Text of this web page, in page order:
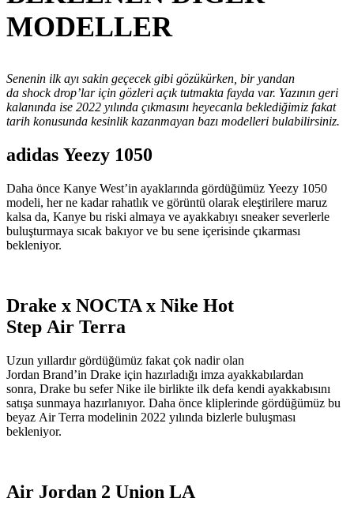
MODELLER
Senenin ilk ayı sakin geçecek gibi gözükürken, bir yandan
da shock drop’lar için gözleri açık tutmakta fayda var. Yazının geri
kalanında ise 2022 yılında çıkmasını heyecanla beklediğimiz fakat
tarih konusunda kesinlik kazanmayan bazı modelleri bulabilirsiniz.
adidas Yeezy 1050
Daha önce Kanye West’in ayaklarında gördüğümüz Yeezy 1050
modeli, her ne kadar rahatlık ve görüntü olarak eleştirilere maruz
kalsa da, Kanye bu riski almaya ve ayakkabıyı sneaker severlerle
buluşturmaya sıcak bakıyor ve bu sene içerisinde çıkarması
bekleniyor.
Drake x NOCTA x Nike Hot
Step Air Terra
Uzun yıllardır gördüğümüz fakat çok nadir olan
Jordan Brand’in Drake için hazırladığı imza ayakkabılardan
sonra, Drake bu sefer Nike ile birlikte ilk defa kendi ayakkabısını
satışa sunmaya hazırlanıyor. Daha önce kliplerinde gördüğümüz bu
beyaz Air Terra modelinin 2022 yılında bizlerle buluşması
bekleniyor.
Air Jordan 2 Union LA